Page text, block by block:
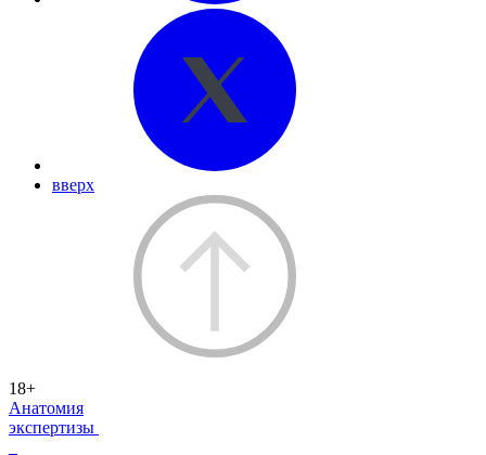
вверх
18+
Анатомия
экспертизы